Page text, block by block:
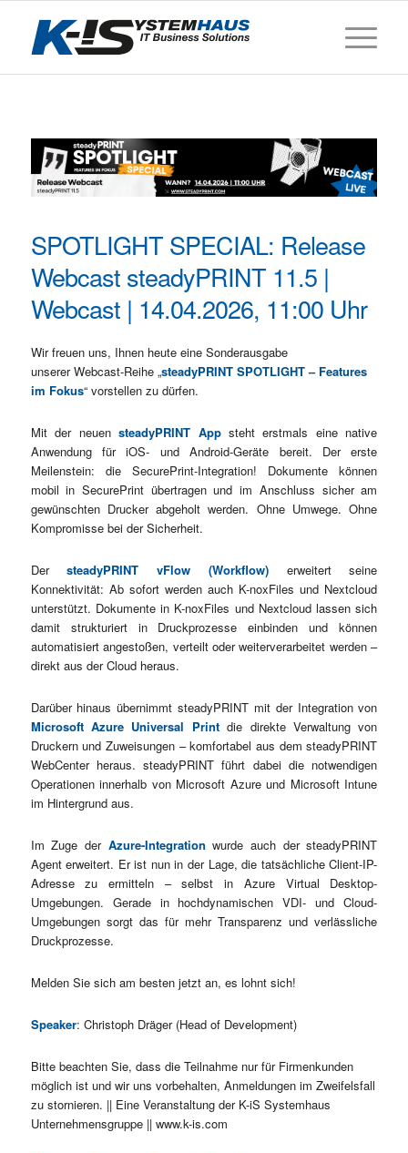
SPOTLIGHT SPECIAL: Release
Webcast steadyPRINT 11.5 |
Webcast | 14.04.2026, 11:00 Uhr
Wir freuen uns, Ihnen heute eine Sonderausgabe
unserer Webcast-Reihe „steadyPRINT SPOTLIGHT – Features
im Fokus“ vorstellen zu dürfen.
Mit der neuensteadyPRINT Appsteht erstmals eine native
Anwendung für iOS- und Android-Geräte bereit. Der erste
Meilenstein: die SecurePrint-Integration! Dokumente können
mobil in SecurePrint übertragen und im Anschluss sicher am
gewünschten Drucker abgeholt werden. Ohne Umwege. Ohne
Kompromisse bei der Sicherheit.
DersteadyPRINT vFlow (Workflow)erweitert seine
Konnektivität: Ab sofort werden auch K-noxFiles und Nextcloud
unterstützt. Dokumente in K-noxFiles und Nextcloud lassen sich
damit strukturiert in Druckprozesse einbinden und können
automatisiert angestoßen, verteilt oder weiterverarbeitet werden –
direkt aus der Cloud heraus.
Darüber hinaus übernimmt steadyPRINT mit der Integration von
Microsoft Azure Universal Printdie direkte Verwaltung von
Druckern und Zuweisungen – komfortabel aus dem steadyPRINT
WebCenter heraus. steadyPRINT führt dabei die notwendigen
Operationen innerhalb von Microsoft Azure und Microsoft Intune
im Hintergrund aus.
Im Zuge der Azure-Integration wurde auch der steadyPRINT
Agent erweitert. Er ist nun in der Lage, die tatsächliche Client-IP-
Adresse zu ermitteln – selbst in Azure Virtual Desktop-
Umgebungen. Gerade in hochdynamischen VDI- und Cloud-
Umgebungen sorgt das für mehr Transparenz und verlässliche
Druckprozesse.
Melden Sie sich am besten jetzt an, es lohnt sich!
Speaker: Christoph Dräger (Head of Development)
Bitte beachten Sie, dass die Teilnahme nur für Firmenkunden
möglich ist und wir uns vorbehalten, Anmeldungen im Zweifelsfall
zu stornieren. || Eine Veranstaltung der K-iS Systemhaus
Unternehmensgruppe || www.k-is.com